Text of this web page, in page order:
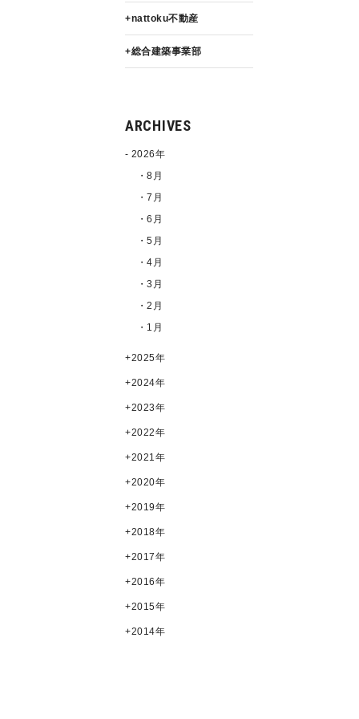
nattoku不動産
総合建築事業部
ARCHIVES
2026年
・8月
・7月
・6月
・5月
・4月
・3月
・2月
・1月
2025年
2024年
2023年
2022年
2021年
2020年
2019年
2018年
2017年
2016年
2015年
2014年